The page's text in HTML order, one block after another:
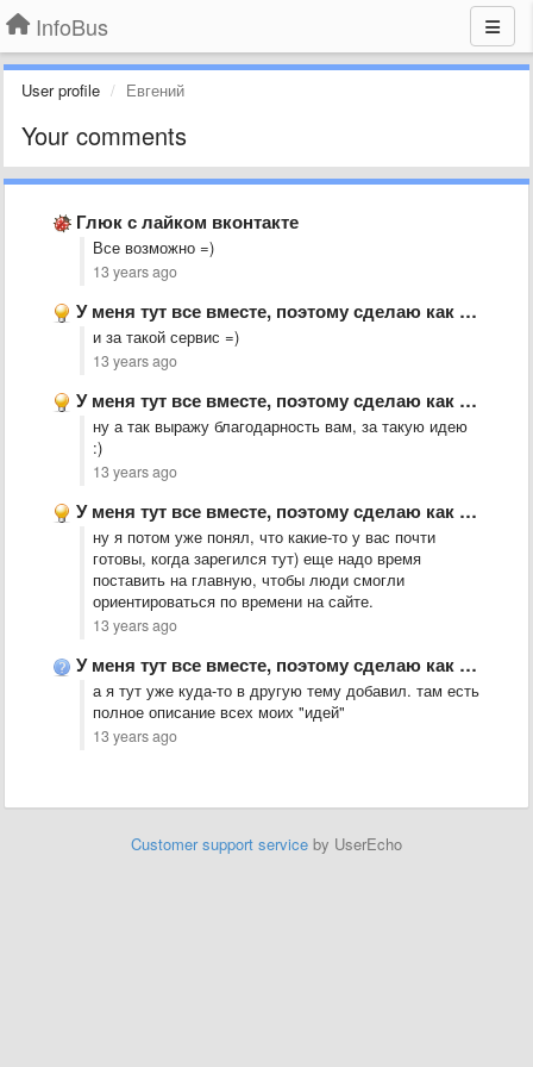
InfoBus
User profile Евгений
Your comments
Глюк с лайком вконтакте
​Все возможно =)
13 years ago
У меня тут все вместе, поэтому сделаю как &quot;идея&quot;.
и за такой сервис =)
13 years ago
У меня тут все вместе, поэтому сделаю как &quot;идея&quot;.
​ну а так выражу благодарность вам, за такую идею
:)
13 years ago
У меня тут все вместе, поэтому сделаю как &quot;идея&quot;.
​ну я потом уже понял, что какие-то у вас почти
готовы, когда зарегился тут) еще надо время
поставить на главную, чтобы люди смогли
ориентироваться по времени на сайте.
13 years ago
У меня тут все вместе, поэтому сделаю как &quot;идея&quot;
​а я тут уже куда-то в другую тему добавил. там есть
полное описание всех моих "идей"
13 years ago
Customer support service by UserEcho